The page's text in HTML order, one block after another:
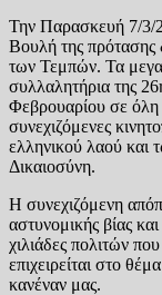
Την Παρασκευή 7/3/
Βουλή της πρότασης
των Τεμπών. Τα
συλλαλητήρια της
Φεβρουαρίου σε όλη
συνεχιζόμενες
ελληνικού λαού και
Δικαιοσύνη.
Η συνεχιζόμενη
αστυνομικής βίας
χιλιάδες πολιτών
επιχειρείται στο
κανέναν μας.